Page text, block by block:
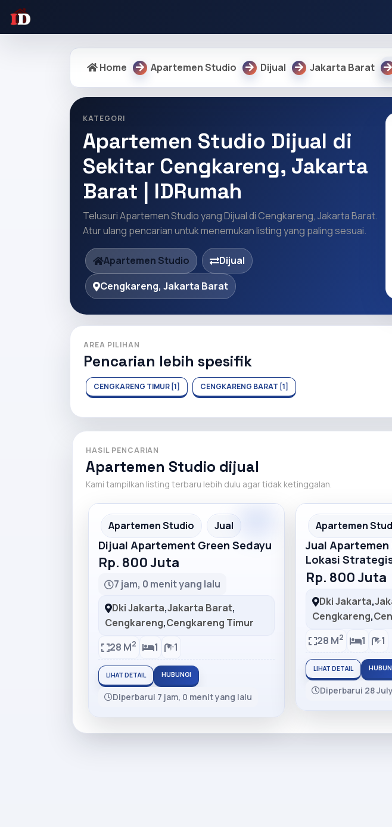
Home Apartemen Studio Dijual Jakarta Barat
KATEGORI
Apartemen Studio Dijual di
Sekitar Cengkareng, Jakarta
Barat | IDRumah
Telusuri Apartemen Studio yang Dijual di Cengkareng, Jakarta Barat.
Atur ulang pencarian untuk menemukan listing yang paling sesuai.
Apartemen Studio
Dijual
Cengkareng, Jakarta Barat
AREA PILIHAN
Pencarian lebih spesifik
CENGKARENG TIMUR [1] CENGKARENG BARAT [1]
HASIL PENCARIAN
Apartemen Studio dijual
Kami tampilkan listing terbaru lebih dulu agar tidak ketinggalan.
Recommended Premium
Apartemen Studio Jual
Dijual Apartement Green Sedayu
Rp. 800 Juta
7 jam, 0 menit yang lalu
Dki Jakarta,Jakarta Barat,
Cengkareng,Cengkareng Timur
28 M2 1 1
LIHAT DETAIL HUBUNGI
Diperbarui 7 jam, 0 menit yang lalu
Apartemen
Jual Apartemen
Lokasi
Rp. 800 Juta
Dki Jakarta,
Cengkareng,
28 M2 1 1
LIHAT DETAIL
Diperbarui 28